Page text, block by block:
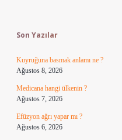
Son Yazılar
Kuyruğuna basmak anlamı ne ?
Ağustos 8, 2026
Medicana hangi ülkenin ?
Ağustos 7, 2026
Efüzyon ağrı yapar mı ?
Ağustos 6, 2026